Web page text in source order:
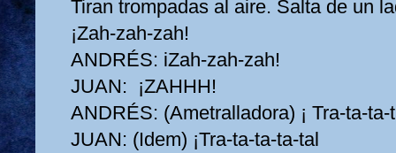
Tiran trompadas al aire. Salta de un
¡Zah‑zah‑zah!
ANDRÉS: iZah‑zah‑zah!
JUAN: ¡ZAHHH!
ANDRÉS: (Ametralladora) ¡
JUAN: (Idem) ¡Tra‑ta‑ta‑ta‑tal